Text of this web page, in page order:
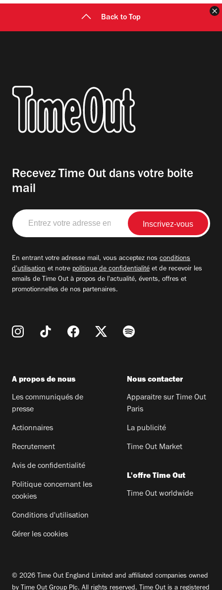
Back to Top
Recevez Time Out dans votre boite
mail
Entrez
votre
adresse
En entrant votre adresse mail, vous acceptez nos conditions
d'utilisation et notre politique de confidentialité et de recevoir les
emails de Time Out à propos de l'actualité, évents, offres et
promotionnelles de nos partenaires.
A propos de nous
Les communiqués de
presse
Actionnaires
Recrutement
Avis de confidentialité
Politique concernant les
cookies
Conditions d'utilisation
Gérer les cookies
Nous contacter
Apparaitre sur Time Out
Paris
La publicité
Time Out Market
L'offre Time Out
Time Out worldwide
© 2026 Time Out England Limited and affiliated companies owned
by Time Out Group Plc. All rights reserved. Time Out is a registered